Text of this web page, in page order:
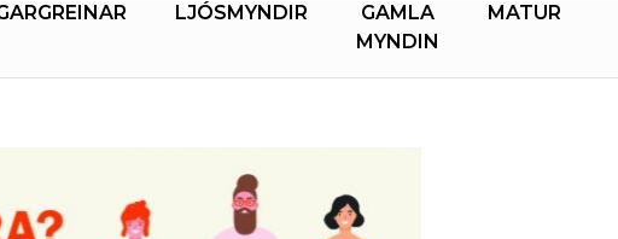
LJÓSMYNDIR
GAMLA
MYNDIN
MATUR